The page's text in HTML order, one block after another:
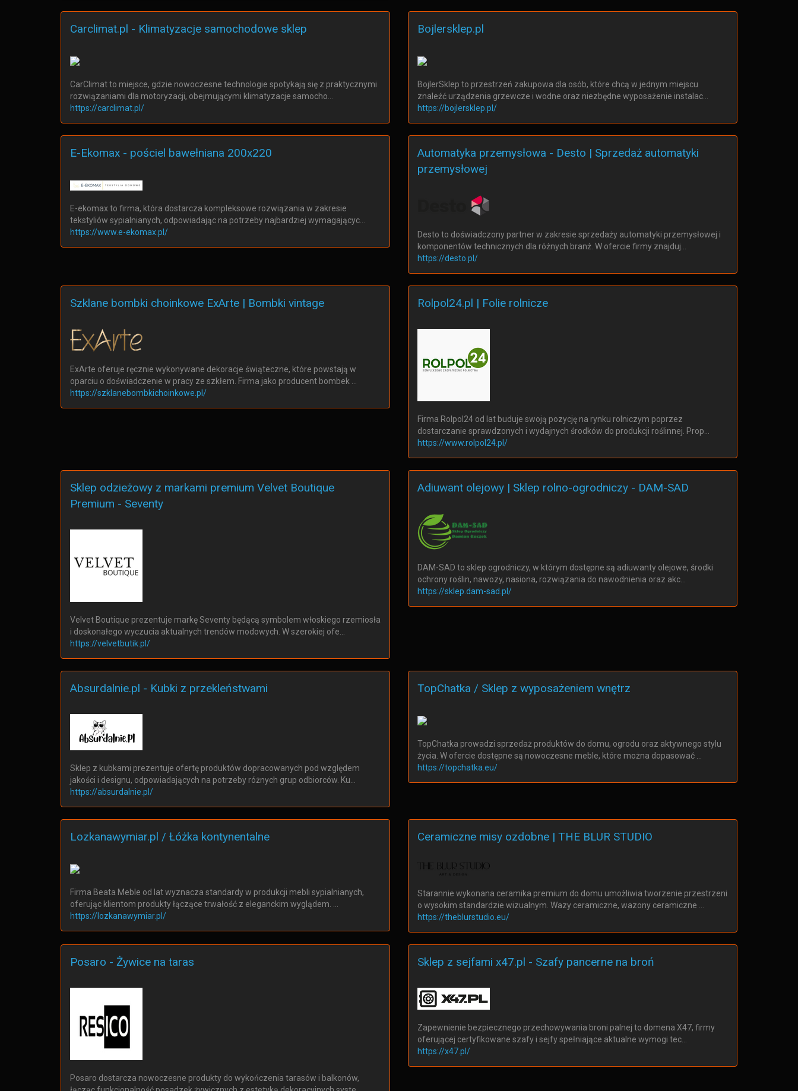
Carclimat.pl - Klimatyzacje samochodowe sklep
CarClimat to miejsce, gdzie nowoczesne technologie spotykają się z praktycznymi
rozwiązaniami dla motoryzacji, obejmującymi klimatyzacje samocho…
https://carclimat.pl/
Bojlersklep.pl
BojlerSklep to przestrzeń zakupowa dla osób, które chcą w jednym miejscu
znaleźć urządzenia grzewcze i wodne oraz niezbędne wyposażenie instalac…
https://bojlersklep.pl/
E-Ekomax - pościel bawełniana 200x220
E-ekomax to firma, która dostarcza kompleksowe rozwiązania w zakresie
tekstyliów sypialnianych, odpowiadając na potrzeby najbardziej wymagającyc…
https://www.e-ekomax.pl/
Automatyka przemysłowa - Desto | Sprzedaż automatyki
przemysłowej
Desto to doświadczony partner w zakresie sprzedaży automatyki przemysłowej i
komponentów technicznych dla różnych branż. W ofercie firmy znajduj…
https://desto.pl/
Szklane bombki choinkowe ExArte | Bombki vintage
ExArte oferuje ręcznie wykonywane dekoracje świąteczne, które powstają w
oparciu o doświadczenie w pracy ze szkłem. Firma jako producent bombek …
https://szklanebombkichoinkowe.pl/
Rolpol24.pl | Folie rolnicze
Firma Rolpol24 od lat buduje swoją pozycję na rynku rolniczym poprzez
dostarczanie sprawdzonych i wydajnych środków do produkcji roślinnej. Prop…
https://www.rolpol24.pl/
Sklep odzieżowy z markami premium Velvet Boutique
Premium - Seventy
Velvet Boutique prezentuje markę Seventy będącą symbolem włoskiego rzemiosła
i doskonałego wyczucia aktualnych trendów modowych. W szerokiej ofe…
https://velvetbutik.pl/
Adiuwant olejowy | Sklep rolno-ogrodniczy - DAM-SAD
DAM-SAD to sklep ogrodniczy, w którym dostępne są adiuwanty olejowe, środki
ochrony roślin, nawozy, nasiona, rozwiązania do nawodnienia oraz akc…
https://sklep.dam-sad.pl/
Absurdalnie.pl - Kubki z przekleństwami
Sklep z kubkami prezentuje ofertę produktów dopracowanych pod względem
jakości i designu, odpowiadających na potrzeby różnych grup odbiorców. Ku…
https://absurdalnie.pl/
TopChatka / Sklep z wyposażeniem wnętrz
TopChatka prowadzi sprzedaż produktów do domu, ogrodu oraz aktywnego stylu
życia. W ofercie dostępne są nowoczesne meble, które można dopasować …
https://topchatka.eu/
Lozkanawymiar.pl / Łóżka kontynentalne
Firma Beata Meble od lat wyznacza standardy w produkcji mebli sypialnianych,
oferując klientom produkty łączące trwałość z eleganckim wyglądem. …
https://lozkanawymiar.pl/
Ceramiczne misy ozdobne | THE BLUR STUDIO
Starannie wykonana ceramika premium do domu umożliwia tworzenie przestrzeni
o wysokim standardzie wizualnym. Wazy ceramiczne, wazony ceramiczne …
https://theblurstudio.eu/
Posaro - Żywice na taras
Posaro dostarcza nowoczesne produkty do wykończenia tarasów i balkonów,
Sklep z sejfami x47.pl - Szafy pancerne na broń
Zapewnienie bezpiecznego przechowywania broni palnej to domena X47, firmy
oferującej certyfikowane szafy i sejfy spełniające aktualne wymogi tec…
https://x47.pl/